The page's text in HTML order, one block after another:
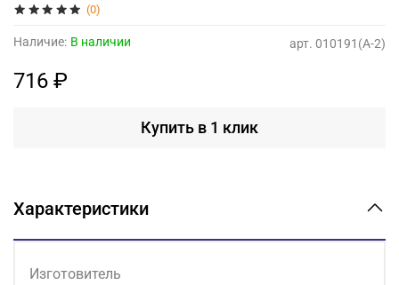
(0)
арт. 010191(A-2)
Наличие: В наличии
716 ₽
Купить в 1 клик
Характеристики
Изготовитель